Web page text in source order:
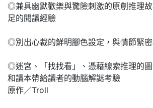
◎兼具幽默歡樂與驚險刺激的原創推理
足的閱讀經驗
◎別出心裁的鮮明腳色設定，與情節緊
◎迷宮、「找找看」、憑藉線索推理的
和讀本帶給讀者的動腦解謎考驗
原作／Troll